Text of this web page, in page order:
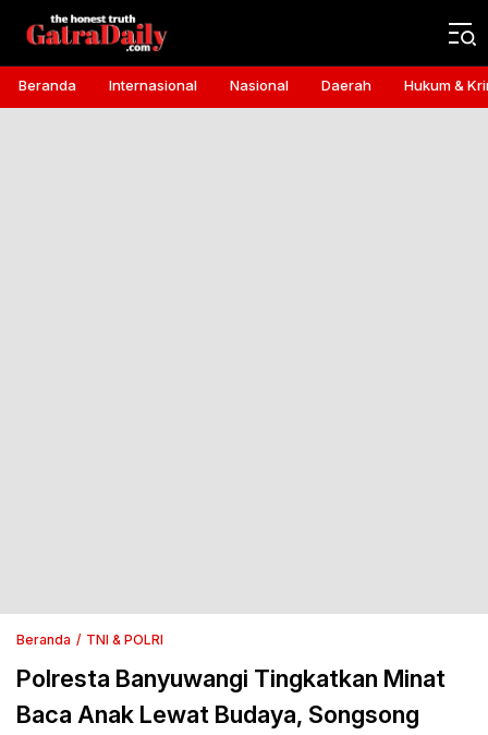
Gatra Daily
the honest truth
Beranda Internasional Nasional Daerah Hukum &
Beranda TNI & POLRI
Polresta Banyuwangi Tingkatkan Minat
Baca Anak Lewat Budaya, Songsong